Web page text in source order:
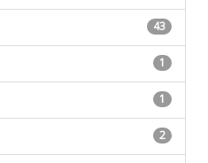
43
1
1
2